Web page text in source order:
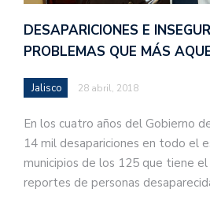
DESAPARICIONES E
PROBLEMAS QUE MÁS
Jalisco 28 abril, 2018
En los cuatro años del Gobierno
14 mil desapariciones en todo el
municipios de los 125 que tiene
reportes de personas